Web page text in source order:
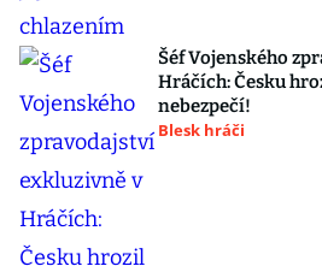
Šéf Vojenského
Hráčích: Česku
nebezpečí!
Blesk hráči